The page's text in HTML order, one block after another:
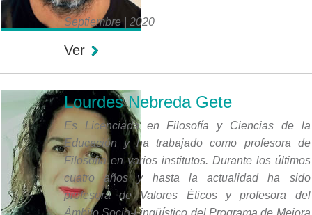
Septiembre | 2020
Ver
Lourdes Nebreda Gete
Es Licenciada en Filosofía y Ciencias de la
Educación y ha trabajado como profesora de
Filosofía en varios institutos. Durante los últimos
cuatro años y hasta la actualidad ha sido
profesora de Valores Éticos y profesora del
Ámbito Socio-Lingüístico del Programa de Mejora